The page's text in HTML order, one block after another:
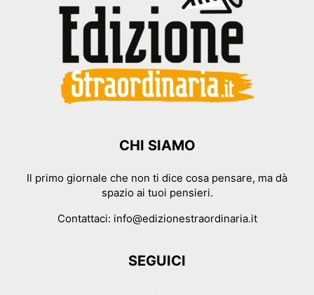
CHI SIAMO
Il primo giornale che non ti dice cosa pensare, ma dà
spazio ai tuoi pensieri.
Contattaci: info@edizionestraordinaria.it
SEGUICI